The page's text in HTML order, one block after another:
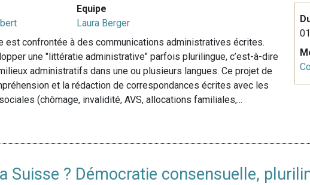
Equipe
Laura Berger
est confrontée à des communications administratives écrites.
une "littératie administrative" parfois plurilingue, c’est-à-dire
administratifs dans une ou plusieurs langues. Ce projet de
et la rédaction de correspondances écrites avec les
(chômage, invalidité, AVS, allocations familiales,...
Suisse ? Démocratie consensuelle,